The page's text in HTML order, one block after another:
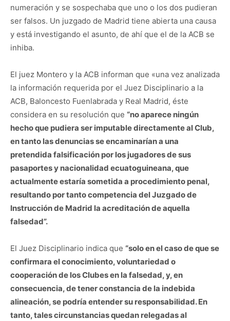
numeración y se sospechaba que uno o los dos pudieran
ser falsos. Un juzgado de Madrid tiene abierta una causa
y está investigando el asunto, de ahí que el de la ACB se
inhiba.
El juez Montero y la ACB informan que «una vez analizada
la información requerida por el Juez Disciplinario a la
ACB, Baloncesto Fuenlabrada y Real Madrid, éste
considera en su resolución que “no aparece ningún
hecho que pudiera ser imputable directamente al Club,
en tanto las denuncias se encaminarían a una
pretendida falsificación por los jugadores de sus
pasaportes y nacionalidad ecuatoguineana, que
actualmente estaría sometida a procedimiento penal,
resultando por tanto competencia del Juzgado de
Instrucción de Madrid la acreditación de aquella
falsedad”.
El Juez Disciplinario indica que “solo en el caso de que se
confirmara el conocimiento, voluntariedad o
cooperación de los Clubes en la falsedad, y, en
consecuencia, de tener constancia de la indebida
alineación, se podría entender su responsabilidad. En
tanto, tales circunstancias quedan relegadas al